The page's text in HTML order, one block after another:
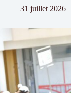
31 juillet 2026